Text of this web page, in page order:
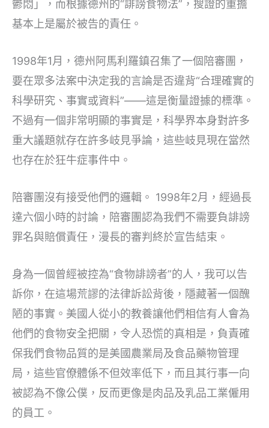
鬱悶」，而根據德州的“誹謗食物法”，搜證的重擔
基本上是屬於被告的責任。
1998年1月，德州阿馬利羅鎮召集了一個陪審團，
要在眾多法案中決定我的言論是否違背“合理確實的
科學研究、事實或資料”——這是衡量證據的標準。
不過有一個非常明顯的事實是，科學界本身對許多
重大議題就存在許多岐見爭論，這些岐見現在當然
也存在於狂牛症事件中。
陪審團沒有接受他們的邏輯。 1998年2月，經過長
達六個小時的討論，陪審團認為我們不需要負誹謗
罪名與賠償責任，漫長的審判終於宣告結束。
身為一個曾經被控為“食物誹謗者”的人，我可以告
訴你，在這場荒謬的法律訴訟背後，隱藏著一個醜
陋的事實。美國人從小的教養讓他們相信有人會為
他們的食物安全把關，令人恐慌的真相是，負責確
保我們食物品質的是美國農業局及食品藥物管理
局，這些官僚體係不但效率低下，而且其行事一向
被認為不像公僕，反而更像是肉品及乳品工業僱用
的員工。